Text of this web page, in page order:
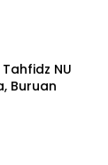
NU
Buruan